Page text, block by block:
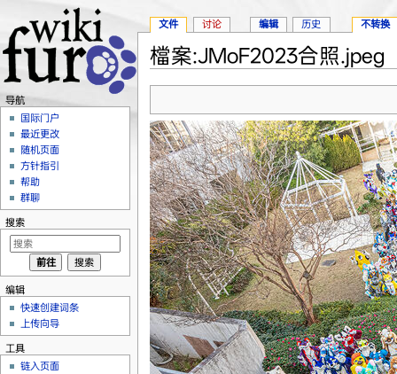
檔案:JMoF2023合照.jpeg
文件 讨论 编辑 历史 不转换
导航
国际门户
最近更改
随机页面
方针指引
帮助
群聊
搜索
编辑
快速创建词条
上传向导
工具
链入页面